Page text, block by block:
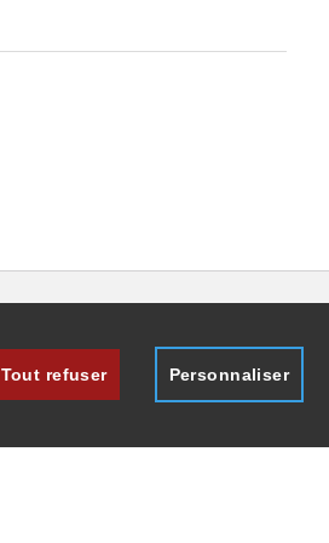
Tout refuser Personnaliser